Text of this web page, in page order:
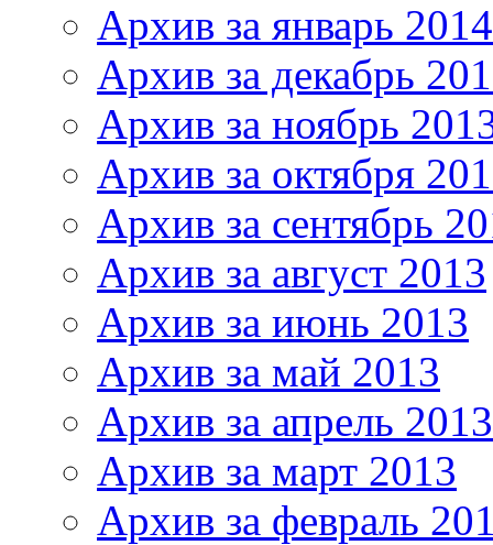
Архив за январь 2014
Архив за декабрь
Архив за ноябрь
Архив за октября
Архив за сентябрь
Архив за август 2013
Архив за июнь 2013
Архив за май 2013
Архив за апрель 2013
Архив за март 2013
Архив за февраль